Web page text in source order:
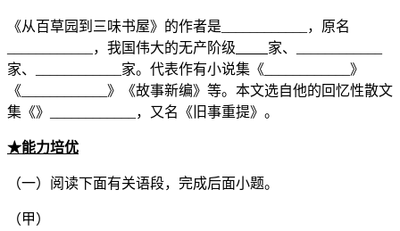
《从百草园到三味书屋》的作者是____________，原名
____________，我国伟大的无产阶级
家、____________
家、____________家。代表作有小说集《____________》
《____________》《故事新编》等。本文选自他的回忆性散文
集《》____________，又名《旧事重提》。
★能力培优
（一）阅读下面有关语段，完成后面小题。
（甲）